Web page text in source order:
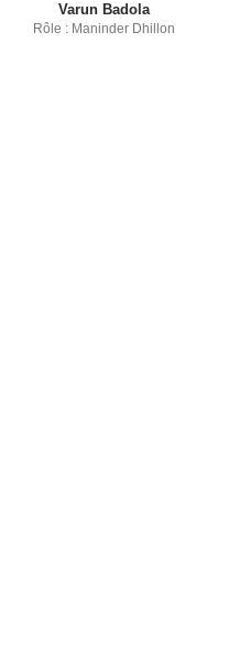
Varun Badola
Rôle : Maninder Dhillon